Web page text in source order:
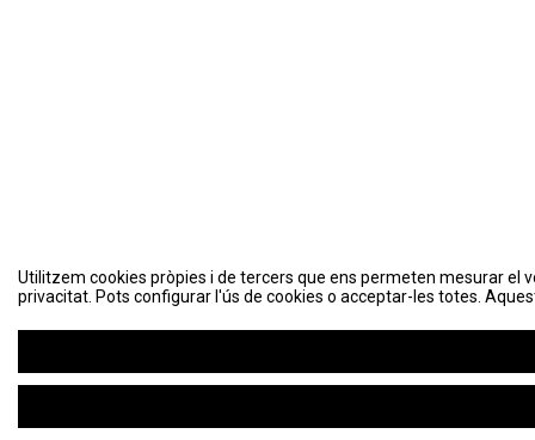
Utilitzem cookies pròpies i de tercers que ens permeten mesurar el
privacitat. Pots configurar l'ús de cookies o acceptar-les totes.
Utilitzem cookies pròpies i de tercers que ens permeten mesurar el
privacitat. Pots configurar l'ús de cookies o acceptar-les totes.